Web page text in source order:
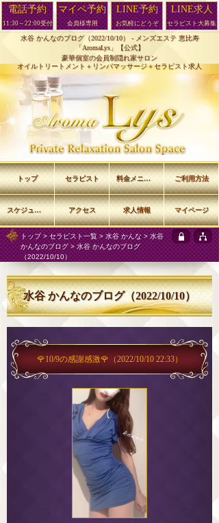
水谷 かんなのブログ（2022/10/10） - メンズエステ 恵比寿
「AromaLys」【公式】
豪華個室の会員制隠れ家サロン
オイルトリートメント＋リンパマッサージ＋セラピスト求人
トップ> セラピスト一覧 >水谷 かんな > 水谷
かんなのブログ > 水谷 かんなのブログ
（2022/10/10）
水谷 かんなのブログ（2022/10/10）
🌹10/9の感謝感激🌹 （2022/10/10 22:33）
トップ セラピスト 料金メニュー ご利用方法
スケジュール アクセス 求人情報 マイページ
電話予約
11:30～22:00受付
マイペ予約
会員様専用
LINE予約
お気軽にどうぞ
LINE求人
セラピスト大募集